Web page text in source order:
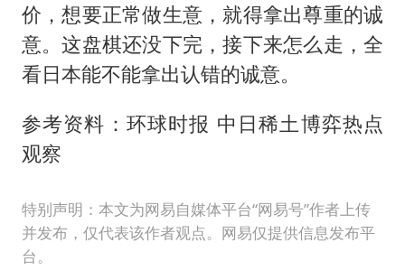
价，想要正常做生意，就得拿出尊重的诚
意。这盘棋还没下完，接下来怎么走，全
看日本能不能拿出认错的诚意。
参考资料：环球时报 中日稀土博弈热点
观察
特别声明：本文为网易自媒体平台“网易号”作者上传
并发布，仅代表该作者观点。网易仅提供信息发布平
台。